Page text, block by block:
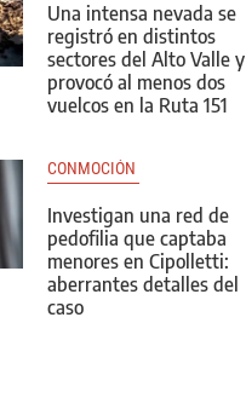
Una intensa nevada se
registró en distintos
sectores del Alto Valle y
provocó al menos dos
vuelcos en la Ruta 151
CONMOCIÓN
Investigan una red de
pedofilia que captaba
menores en Cipolletti:
aberrantes detalles del
caso